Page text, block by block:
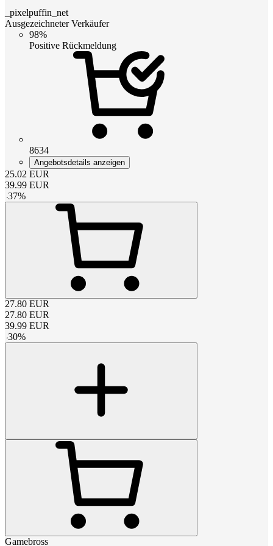
_pixelpuffin_net
Ausgezeichneter Verkäufer
98%
Positive Rückmeldung
8634
Angebotsdetails anzeigen
25.02 EUR
39.99 EUR
-37%
27.80 EUR
27.80 EUR
39.99 EUR
-30%
Gamebross